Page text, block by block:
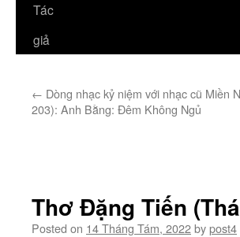
Tác
giả
← Dòng nhạc kỷ niệm với nhạc cũ Miền
203): Anh Bằng: Đêm Không Ngủ
Thơ Đặng Tiến
Posted on 14 Tháng Tám, 2022bypost4